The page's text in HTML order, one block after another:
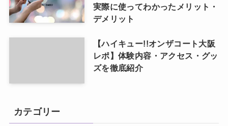
実際に使ってわかったメリット・
デメリット
【ハイキュー!!オンザコート大阪
レポ】体験内容・アクセス・グッ
ズを徹底紹介
カテゴリー